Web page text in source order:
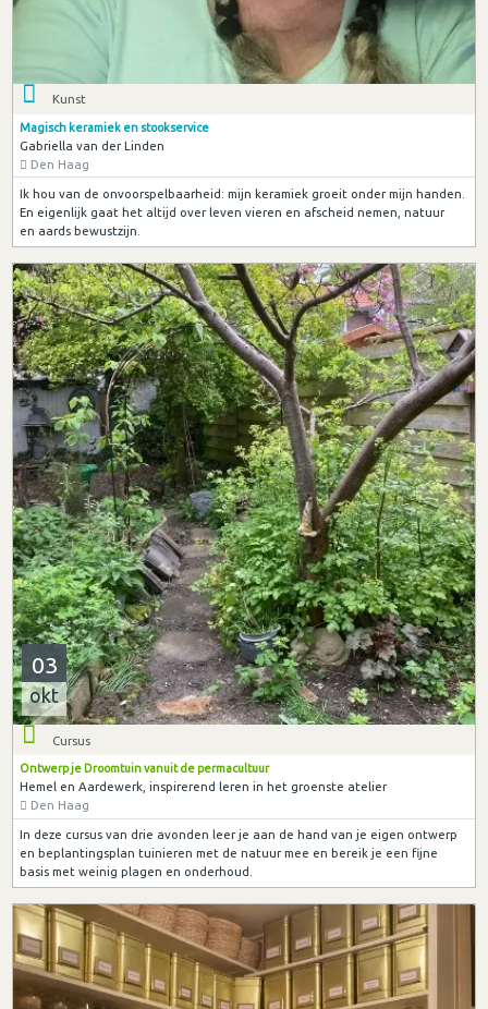
Kunst
Magisch keramiek en stookservice
Gabriella van der Linden
Den Haag
Ik hou van de onvoorspelbaarheid: mijn keramiek groeit onder mijn handen.
En eigenlijk gaat het altijd over leven vieren en afscheid nemen, natuur
en aards bewustzijn.
03
okt
Cursus
Ontwerp je Droomtuin vanuit de permacultuur
Hemel en Aardewerk, inspirerend leren in het groenste atelier
Den Haag
In deze cursus van drie avonden leer je aan de hand van je eigen ontwerp
en beplantingsplan tuinieren met de natuur mee en bereik je een fijne
basis met weinig plagen en onderhoud.